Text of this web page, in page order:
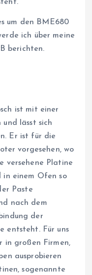
um den BME680
ich über meine
berichten.
ist mit einer
und lässt sich
Er ist für die
vorgesehen, wo
versehene Platine
in einem Ofen so
Paste
nach dem
der
entsteht. Für uns
in großen Firmen,
ausprobieren
sogenannte